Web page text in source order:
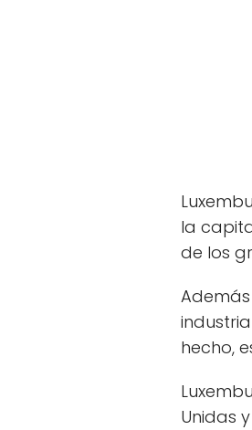
la
de los
hecho,
Unidas